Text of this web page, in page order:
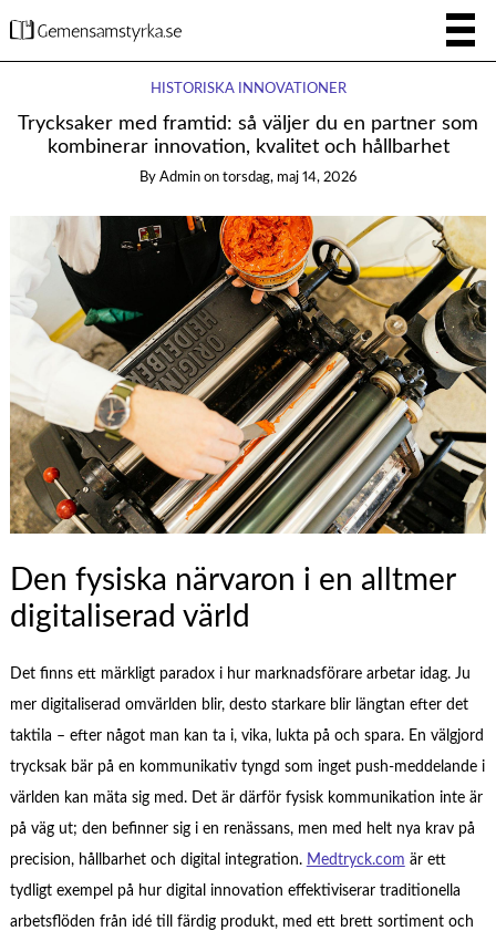
HISTORISKA INNOVATIONER
Trycksaker med framtid: så väljer du en partner som
kombinerar innovation, kvalitet och hållbarhet
By Admin on torsdag, maj 14, 2026
Den fysiska närvaron i en alltmer
digitaliserad värld
Det finns ett märkligt paradox i hur marknadsförare arbetar idag. Ju
mer digitaliserad omvärlden blir, desto starkare blir längtan efter det
taktila – efter något man kan ta i, vika, lukta på och spara. En välgjord
trycksak bär på en kommunikativ tyngd som inget push-meddelande i
världen kan mäta sig med. Det är därför fysisk kommunikation inte är
på väg ut; den befinner sig i en renässans, men med helt nya krav på
precision, hållbarhet och digital integration. Medtryck.com är ett
tydligt exempel på hur digital innovation effektiviserar traditionella
arbetsflöden från idé till färdig produkt, med ett brett sortiment och